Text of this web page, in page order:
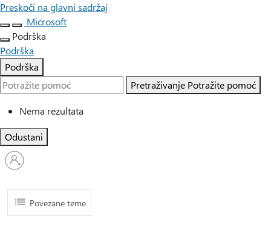
Preskoči na glavni sadržaj
Microsoft
Podrška
Podrška
Podrška
Pretraživanje Potražite pomoć
Nema rezultata
Odustani
Prijavite
se
svoj
račun Povezane teme